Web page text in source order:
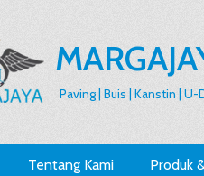
Paving | Buis | Kanstin |
Tentang Kami Produk